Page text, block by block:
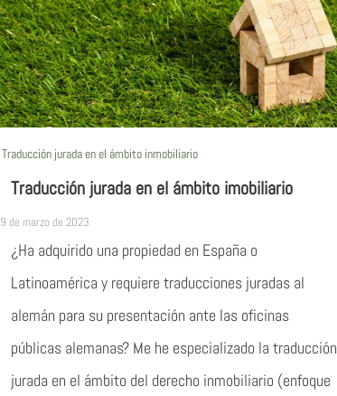
Traducción jurada en el ámbito inmobiliario
Traducción jurada en el ámbito imobiliario
9 de marzo de 2023
¿Ha adquirido una propiedad en España o
Latinoamérica y requiere traducciones juradas al
alemán para su presentación ante las oficinas
públicas alemanas? Me he especializado la traducción
jurada en el ámbito del derecho inmobiliario (enfoque